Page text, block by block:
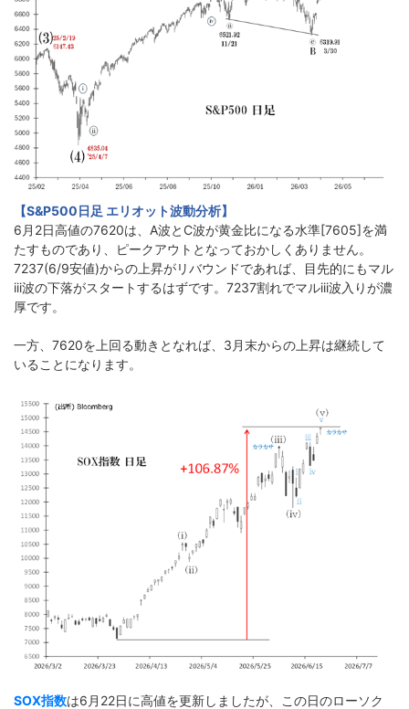
【S&P500日足 エリオット波動分析】
6月2日高値の7620は、A波とC波が黄金比になる水準[7605]を満
たすものであり、ピークアウトとなっておかしくありません。
7237(6/9安値)からの上昇がリバウンドであれば、目先的にもマル
iii波の下落がスタートするはずです。7237割れでマルiii波入りが濃
厚です。
一方、7620を上回る動きとなれば、3月末からの上昇は継続して
いることになります。
SOX指数は6月22日に高値を更新しましたが、この日のローソク